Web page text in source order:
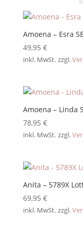
Amoena – Esra
49,95 €
inkl. MwSt. zzgl.
Amoena – Linda
78,95 €
inkl. MwSt. zzgl.
Anita – 5789X
69,95 €
inkl. MwSt. zzgl.